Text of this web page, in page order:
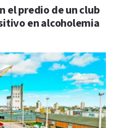
el predio de un club
en alcoholemia